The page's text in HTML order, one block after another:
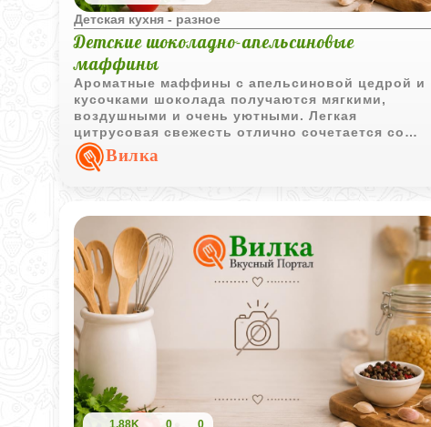
Детская кухня - разное
Детские шоколадно-апельсиновые
маффины
Ароматные маффины с апельсиновой цедрой и
кусочками шоколада получаются мягкими,
воздушными и очень уютными. Легкая
цитрусовая свежесть отлично сочетается со
сладким шоколадом и делает выпечку особенно
аппетитной.
Вилка
1,88K 0 0